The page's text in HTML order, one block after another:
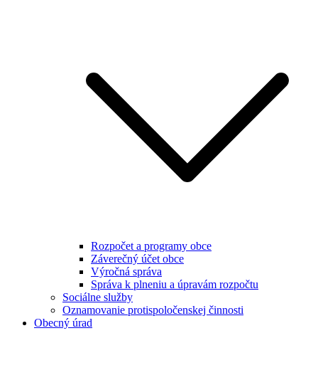
Rozpočet a programy obce
Záverečný účet obce
Výročná správa
Správa k plneniu a úpravám rozpočtu
Sociálne služby
Oznamovanie protispoločenskej činnosti
Obecný úrad